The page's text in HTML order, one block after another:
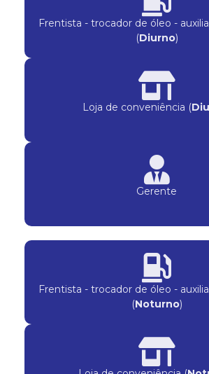
Frentista - trocador de óleo -
(Diurno)
Loja de conveniência (
Gerente
Frentista - trocador de óleo -
(Noturno)